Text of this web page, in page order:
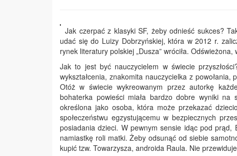
Jak czerpać z klasyki SF, żeby odnieść sukces?
udać się do Luizy Dobrzyńskiej, która w 2012 r.
rynek literatury polskiej „Dusza” wróciła.
Jak to jest być nauczycielem w świecie
wykształcenia, znakomita nauczycielka z
Otóż w świecie wykreowanym przez autorkę
bohaterka powieści miała bardzo dobre wyniki na
określona jako osoba, która może przekazać
społeczeństwu egzystującemu w bezpiecznych
posiadania dzieci. W pewnym sensie idąc pod prąd,
namiastkę roli matki. Żeby odsunąć od siebie
kupić tzw. Towarzysza, androida Raula. Nie